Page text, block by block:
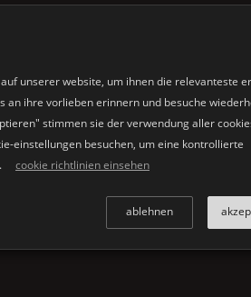
möbel sind
anthrazit
perlmutt grau
kirsche
wenge
unserer website, um ihnen die relevanteste
an ihre vorlieben erinnern und besuche
stimmen sie der verwendung aller
einstellungen besuchen, um eine kontrollierte
cookie richtlinien einsehen
ablehnen